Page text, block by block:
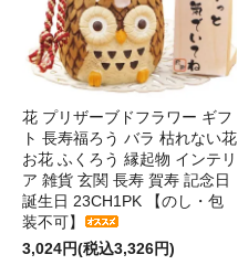
花 プリザーブドフラワー ギフ
ト 長寿福ろう バラ 枯れない花
お花 ふくろう 縁起物 インテリ
ア 雑貨 玄関 長寿 賀寿 記念日
誕生日 23CH1PK 【のし・包
装不可】
3,024円(税込3,326円)